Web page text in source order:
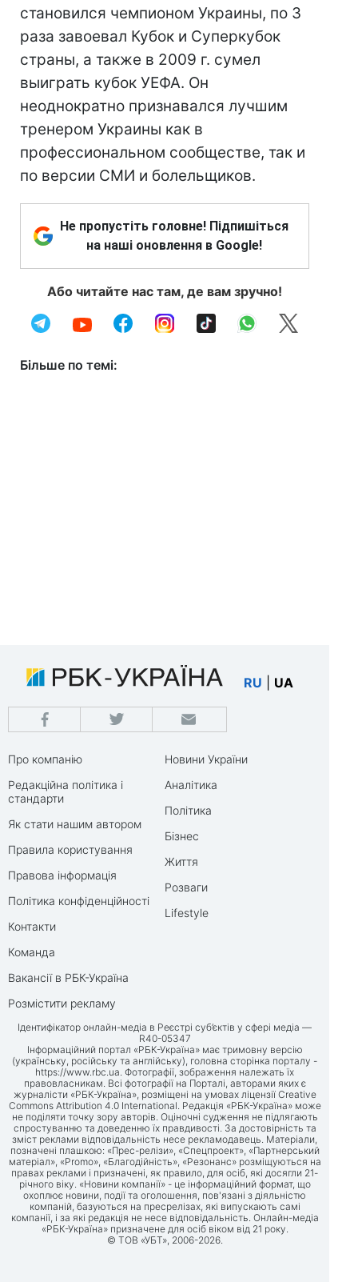
становился чемпионом Украины, по 3
раза завоевал Кубок и Суперкубок
страны, а также в 2009 г. сумел
выиграть кубок УЕФА. Он
неоднократно признавался лучшим
тренером Украины как в
профессиональном сообществе, так и
по версии СМИ и болельщиков.
Не пропустіть головне! Підпишіться
на наші оновлення в Google!
Або читайте нас там, де вам зручно!
Більше по темі:
RU UA
Про компанію
Редакційна політика і
стандарти
Як стати нашим автором
Правила користування
Правова інформація
Політика конфіденційності
Контакти
Команда
Вакансії в РБК-Україна
Розмістити рекламу
Новини України
Аналітика
Політика
Бізнес
Життя
Розваги
Lifestyle
Ідентифікатор онлайн-медіа в Реєстрі суб’єктів у сфері медіа —
R40-05347
Інформаційний портал «РБК-Україна» має тримовну версію
(українську, російську та англійську), головна сторінка порталу -
https://www.rbc.ua. Фотографії, зображення належать їх
правовласникам. Всі фотографії на Порталі, авторами яких є
журналісти «РБК-Україна», розміщені на умовах ліцензії Creative
Commons Attribution 4.0 International. Редакція «РБК-Україна» може
не поділяти точку зору авторів. Оціночні судження не підлягають
спростуванню та доведенню їх правдивості. За достовірність та
зміст реклами відповідальність несе рекламодавець. Матеріали,
позначені плашкою: «Прес-релізи», «Спецпроект», «Партнерський
матеріал», «Promo», «Благодійність», «Резонанс» розміщуються на
правах реклами і призначені, як правило, для осіб, які досягли 21-
річного віку. «Новини компанії» - це інформаційний формат, що
охоплює новини, події та оголошення, пов'язані з діяльністю
компаній, базуються на пресрелізах, які випускають самі
компанії, і за які редакція не несе відповідальність. Онлайн-медіа
«РБК-Україна» призначене для осіб віком від 21 року.
© ТОВ «УБТ», 2006-2026.